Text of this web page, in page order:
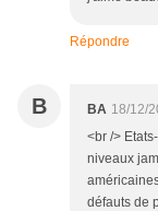
Répondre
B BA 18/12/
<br />
niveaux
défauts de